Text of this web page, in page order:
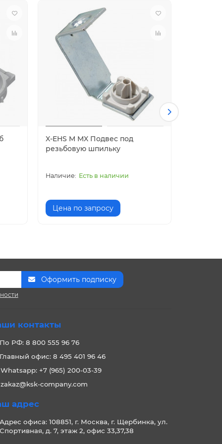
X-EHS M MX Подвес под
резьбовую шпильку
Есть в наличии
Цена по запросу
Оформить подписку
контакты
По РФ: 8 800 555 96 76
Главный офис: 8 495 401 96 46
Whatsapp: +7 (965) 200-03-39
zakaz@ksk-company.com
адрес
Адрес офиса: 108851, г. Москва, г. Щербинка, ул.
Спортивная, д. 7, этаж 2, офис 33,37,38